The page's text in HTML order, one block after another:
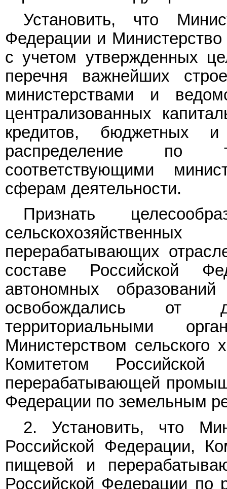
Установить, что
Федерации и
с учетом утвержденных
перечня важнейших
министерствами и
централизованных
кредитов, бюджетных
распределение по
соответствующими
сферам деятельности.
Признать
перерабатывающих
составе Российской
автономных
освобождались от
территориальными
Министерством сельского
Комитетом
перерабатывающей
Федерации по земельным
2. Установить, что
Российской Федерации,
пищевой и
Российской Федерации по